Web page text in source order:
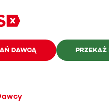
DAWCĄ PRZEKAŻ